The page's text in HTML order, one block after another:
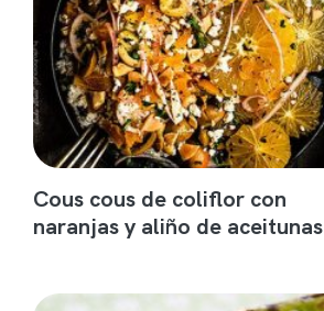
Cous cous de coliflor con
naranjas y aliño de aceitunas